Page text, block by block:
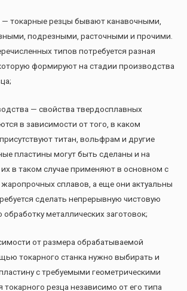
— токарные резцы бывают канавочными,
подрезными, расточными и прочими.
типов потребуется разная
формируют на стадии производства
— свойства твердосплавных
в зависимости от того, в каком
титан, вольфрам и другие
пластины могут быть сделаны и на
в таком случае применяют в основном с
сплавов, а еще они актуальны
сделать непрерывную чистовую
металлических заготовок;
от размера обрабатываемой
токарного станка нужно выбирать и
с требуемыми геометрическими
резца независимо от его типа